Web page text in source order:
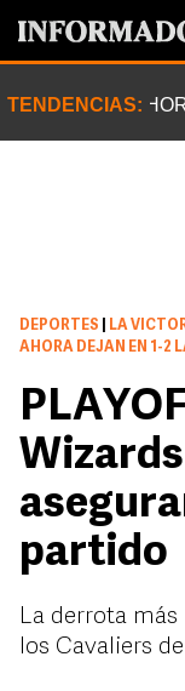
TENDENCIAS:
DEPORTES
LA
AHORA DEJAN EN 1-2
partido
La derrota
los Cavaliers